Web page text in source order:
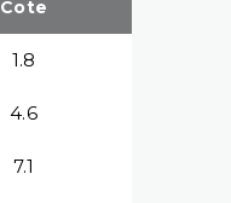
Cote
1.8
4.6
7.1